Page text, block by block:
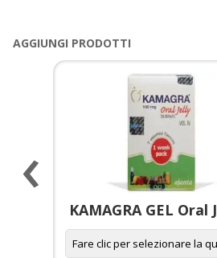
AGGIUNGI PRODOTTI
KAMAGRA GEL Oral
‹